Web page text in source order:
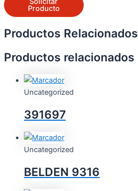
Producto
Productos Relacionados
Productos relacionados
Uncategorized
391697
Uncategorized
BELDEN 9316